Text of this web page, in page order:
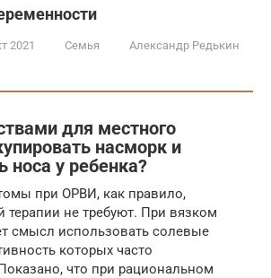
2021 Семья Александр Редькин
для местного
насморк и
носа у ребенка?
при ОРВИ, как правило,
терапии не требуют. При вязком
смысл использовать солевые
которых часто
что при рациональном